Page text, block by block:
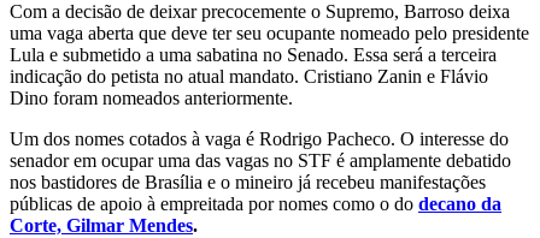
Com a decisão de deixar precocemente o Supremo, Barroso deixa
uma vaga aberta que deve ter seu ocupante nomeado pelo presidente
Lula e submetido a uma sabatina no Senado. Essa será a terceira
indicação do petista no atual mandato. Cristiano Zanin e Flávio
Dino foram nomeados anteriormente.
Um dos nomes cotados à vaga é Rodrigo Pacheco. O interesse do
senador em ocupar uma das vagas no STF é amplamente debatido
nos bastidores de Brasília e o mineiro já recebeu manifestações
públicas de apoio à empreitada por nomes como o do decano da
Corte, Gilmar Mendes.